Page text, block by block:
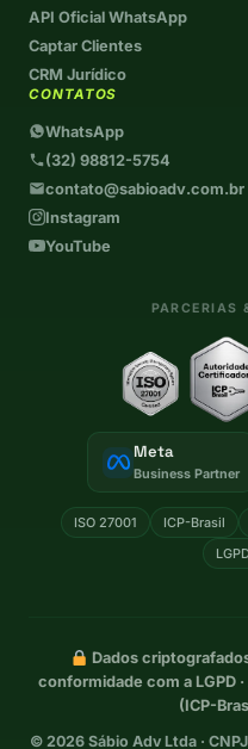
PARCERIAS
Meta
Business Partner
ISO 27001 ICP-Brasil
API Oficial WhatsApp
Captar Clientes
CRM Jurídico
CONTATOS
WhatsApp
(32) 98812-5754
contato@sabioadv.com.br
Instagram
YouTube
Dados
conformidade com a LGPD
(ICP-
© 2026Sábio Adv Ltda ·